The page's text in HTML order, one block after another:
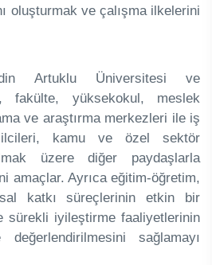
oluşturmak ve çalışma ilkelerini
Artuklu Üniversitesi ve
fakülte, yüksekokul, meslek
ve araştırma merkezleri ile iş
kamu ve özel sektör
üzere diğer paydaşlarla
amaçlar. Ayrıca eğitim-öğretim,
katkı süreçlerinin etkin bir
sürekli iyileştirme faaliyetlerinin
sağlamayı